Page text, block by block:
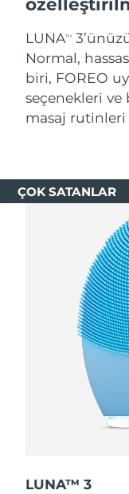
LUNATM
Normal,
biri, FOREO
seçenekleri ve
masaj rutinleri
ÇOK SATANLAR
LUNA™ 3